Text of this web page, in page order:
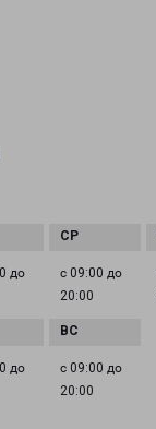
до
с 09:00 до
20:00
до
с 09:00 до
20:00